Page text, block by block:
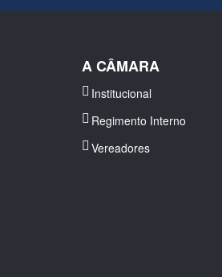
A CÂMARA
Institucional
Regimento Interno
Vereadores